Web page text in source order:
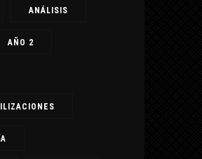
ANÁLISIS
AÑO 2